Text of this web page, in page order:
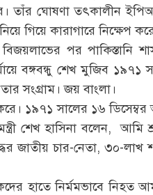
তাঁর ঘোষণা তৎকালীন
গিয়ে কারাগারে নিক্ষেপ
পর পাকিস্তানি
বঙ্গবন্ধু শেখ মুজিব ১৯৭১
সংগ্রাম। জয় বাংলা।
১৯৭১ সালের ১৬ ডিসেম্বর
শেখ হাসিনা বলেন, আমি
জাতীয় চার-নেতা, ৩০-লাখ
হাতে নির্মমভাবে নিহত